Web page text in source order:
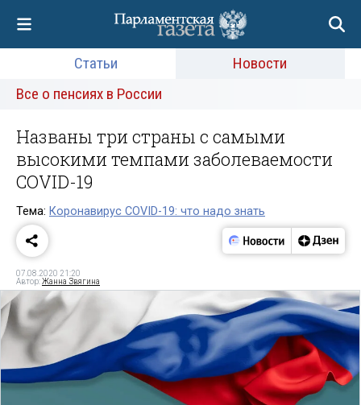
Статьи
Новости
Все о пенсиях в России
Названы три страны с самыми
высокими темпами заболеваемости
COVID-19
Тема: Коронавирус COVID-19: что надо знать
07.08.2020 21:20
Автор:Жанна Звягина